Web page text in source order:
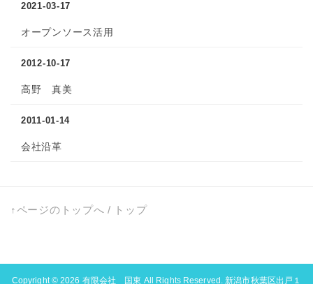
2021-03-17
オープンソース活用
2012-10-17
高野 真美
2011-01-14
会社沿革
↑ページのトップへ / トップ
Copyright © 2026 有限会社 国東 All Rights Reserved. 新潟市秋葉区出戸１